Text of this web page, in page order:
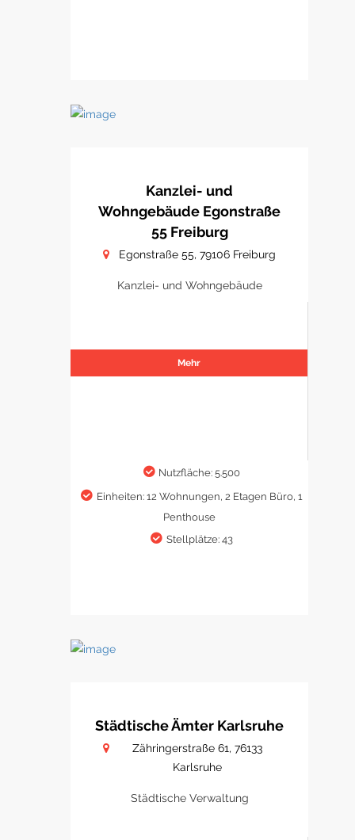
Kanzlei- und
Wohngebäude Egonstraße
55 Freiburg
Egonstraße 55, 79106 Freiburg
Kanzlei- und Wohngebäude
Mehr
Nutzfläche: 5.500
Einheiten: 12 Wohnungen, 2 Etagen Büro, 1
Penthouse
Stellplätze: 43
Städtische Ämter Karlsruhe
Zähringerstraße 61, 76133
Karlsruhe
Städtische Verwaltung